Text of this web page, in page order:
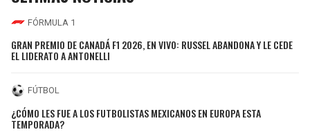
FÓRMULA 1
GRAN PREMIO DE CANADÁ F1 2026, EN VIVO: RUSSEL ABANDONA Y LE CEDE
EL LIDERATO A ANTONELLI
FÚTBOL
¿CÓMO LES FUE A LOS FUTBOLISTAS MEXICANOS EN EUROPA ESTA
TEMPORADA?